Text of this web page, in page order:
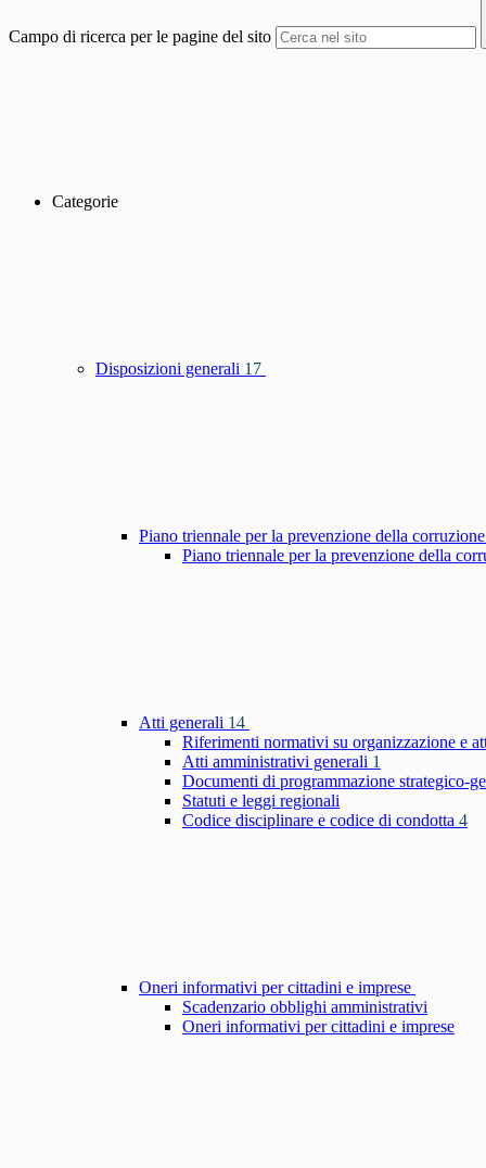
Campo di ricerca per le pagine del sito
Categorie
Disposizioni generali 17
Piano triennale per la prevenzione della
Piano triennale per la prevenzione della
Atti generali 14
Riferimenti normativi su organizzazione e
Atti amministrativi generali 1
Documenti di programmazione strategico-
Statuti e leggi regionali
Codice disciplinare e codice di condotta 4
Oneri informativi per cittadini e imprese
Scadenzario obblighi amministrativi
Oneri informativi per cittadini e imprese